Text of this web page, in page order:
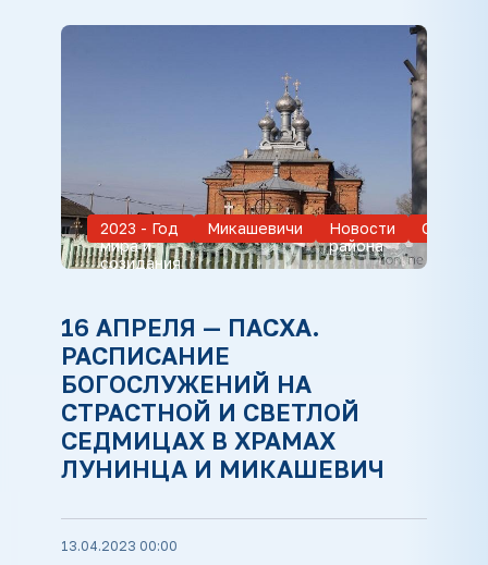
2023 - Год
мира и
созидания
Микашевичи
Новости
района
16 АПРЕЛЯ — ПАСХА.
РАСПИСАНИЕ
БОГОСЛУЖЕНИЙ НА
СТРАСТНОЙ И СВЕТЛОЙ
СЕДМИЦАХ В ХРАМАХ
ЛУНИНЦА И МИКАШЕВИЧ
13.04.2023 00:00